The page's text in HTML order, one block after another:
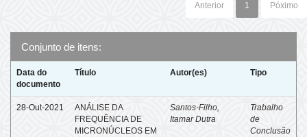
Anterior 1 Póximo
Conjunto de itens:
Data do
documento
Título Autor(es) Tipo
28-Out-2021
ANÁLISE DA
FREQUÊNCIA DE
MICRONÚCLEOS EM
Santos-Filho,
Itamar Dutra
Trabalho
de
Conclusão